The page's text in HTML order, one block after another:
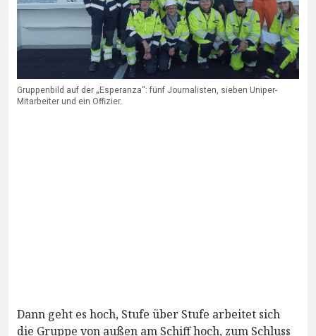
Gruppenbild auf der „Esperanza“: fünf Journalisten, sieben Uniper-
Mitarbeiter und ein Offizier.
Dann geht es hoch, Stufe über Stufe arbeitet sich
die Gruppe von außen am Schiff hoch, zum Schluss